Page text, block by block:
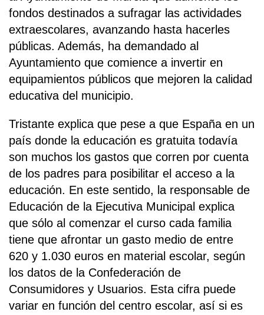
fondos destinados a sufragar las actividades
extraescolares, avanzando hasta hacerles
públicas. Además, ha demandado al
Ayuntamiento que comience a invertir en
equipamientos públicos que mejoren la calidad
educativa del municipio.
Tristante explica que pese a que España en un
país donde la educación es gratuita todavía
son muchos los gastos que corren por cuenta
de los padres para posibilitar el acceso a la
educación. En este sentido, la responsable de
Educación de la Ejecutiva Municipal explica
que sólo al comenzar el curso cada familia
tiene que afrontar un gasto medio de entre
620 y 1.030 euros en material escolar, según
los datos de la Confederación de
Consumidores y Usuarios. Esta cifra puede
variar en función del centro escolar, así si es